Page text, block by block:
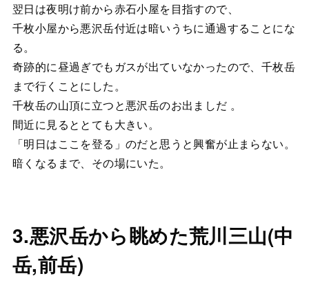
翌日は夜明け前から赤石小屋を目指すので、
千枚小屋から悪沢岳付近は暗いうちに通過することにな
る。
奇跡的に昼過ぎでもガスが出ていなかったので、千枚岳
まで行くことにした。
千枚岳の山頂に立つと悪沢岳のお出ましだ 。
間近に見るととても大きい。
「明日はここを登る」のだと思うと興奮が止まらない。
暗くなるまで、その場にいた。
3.悪沢岳から眺めた荒川三山(中
岳,前岳)